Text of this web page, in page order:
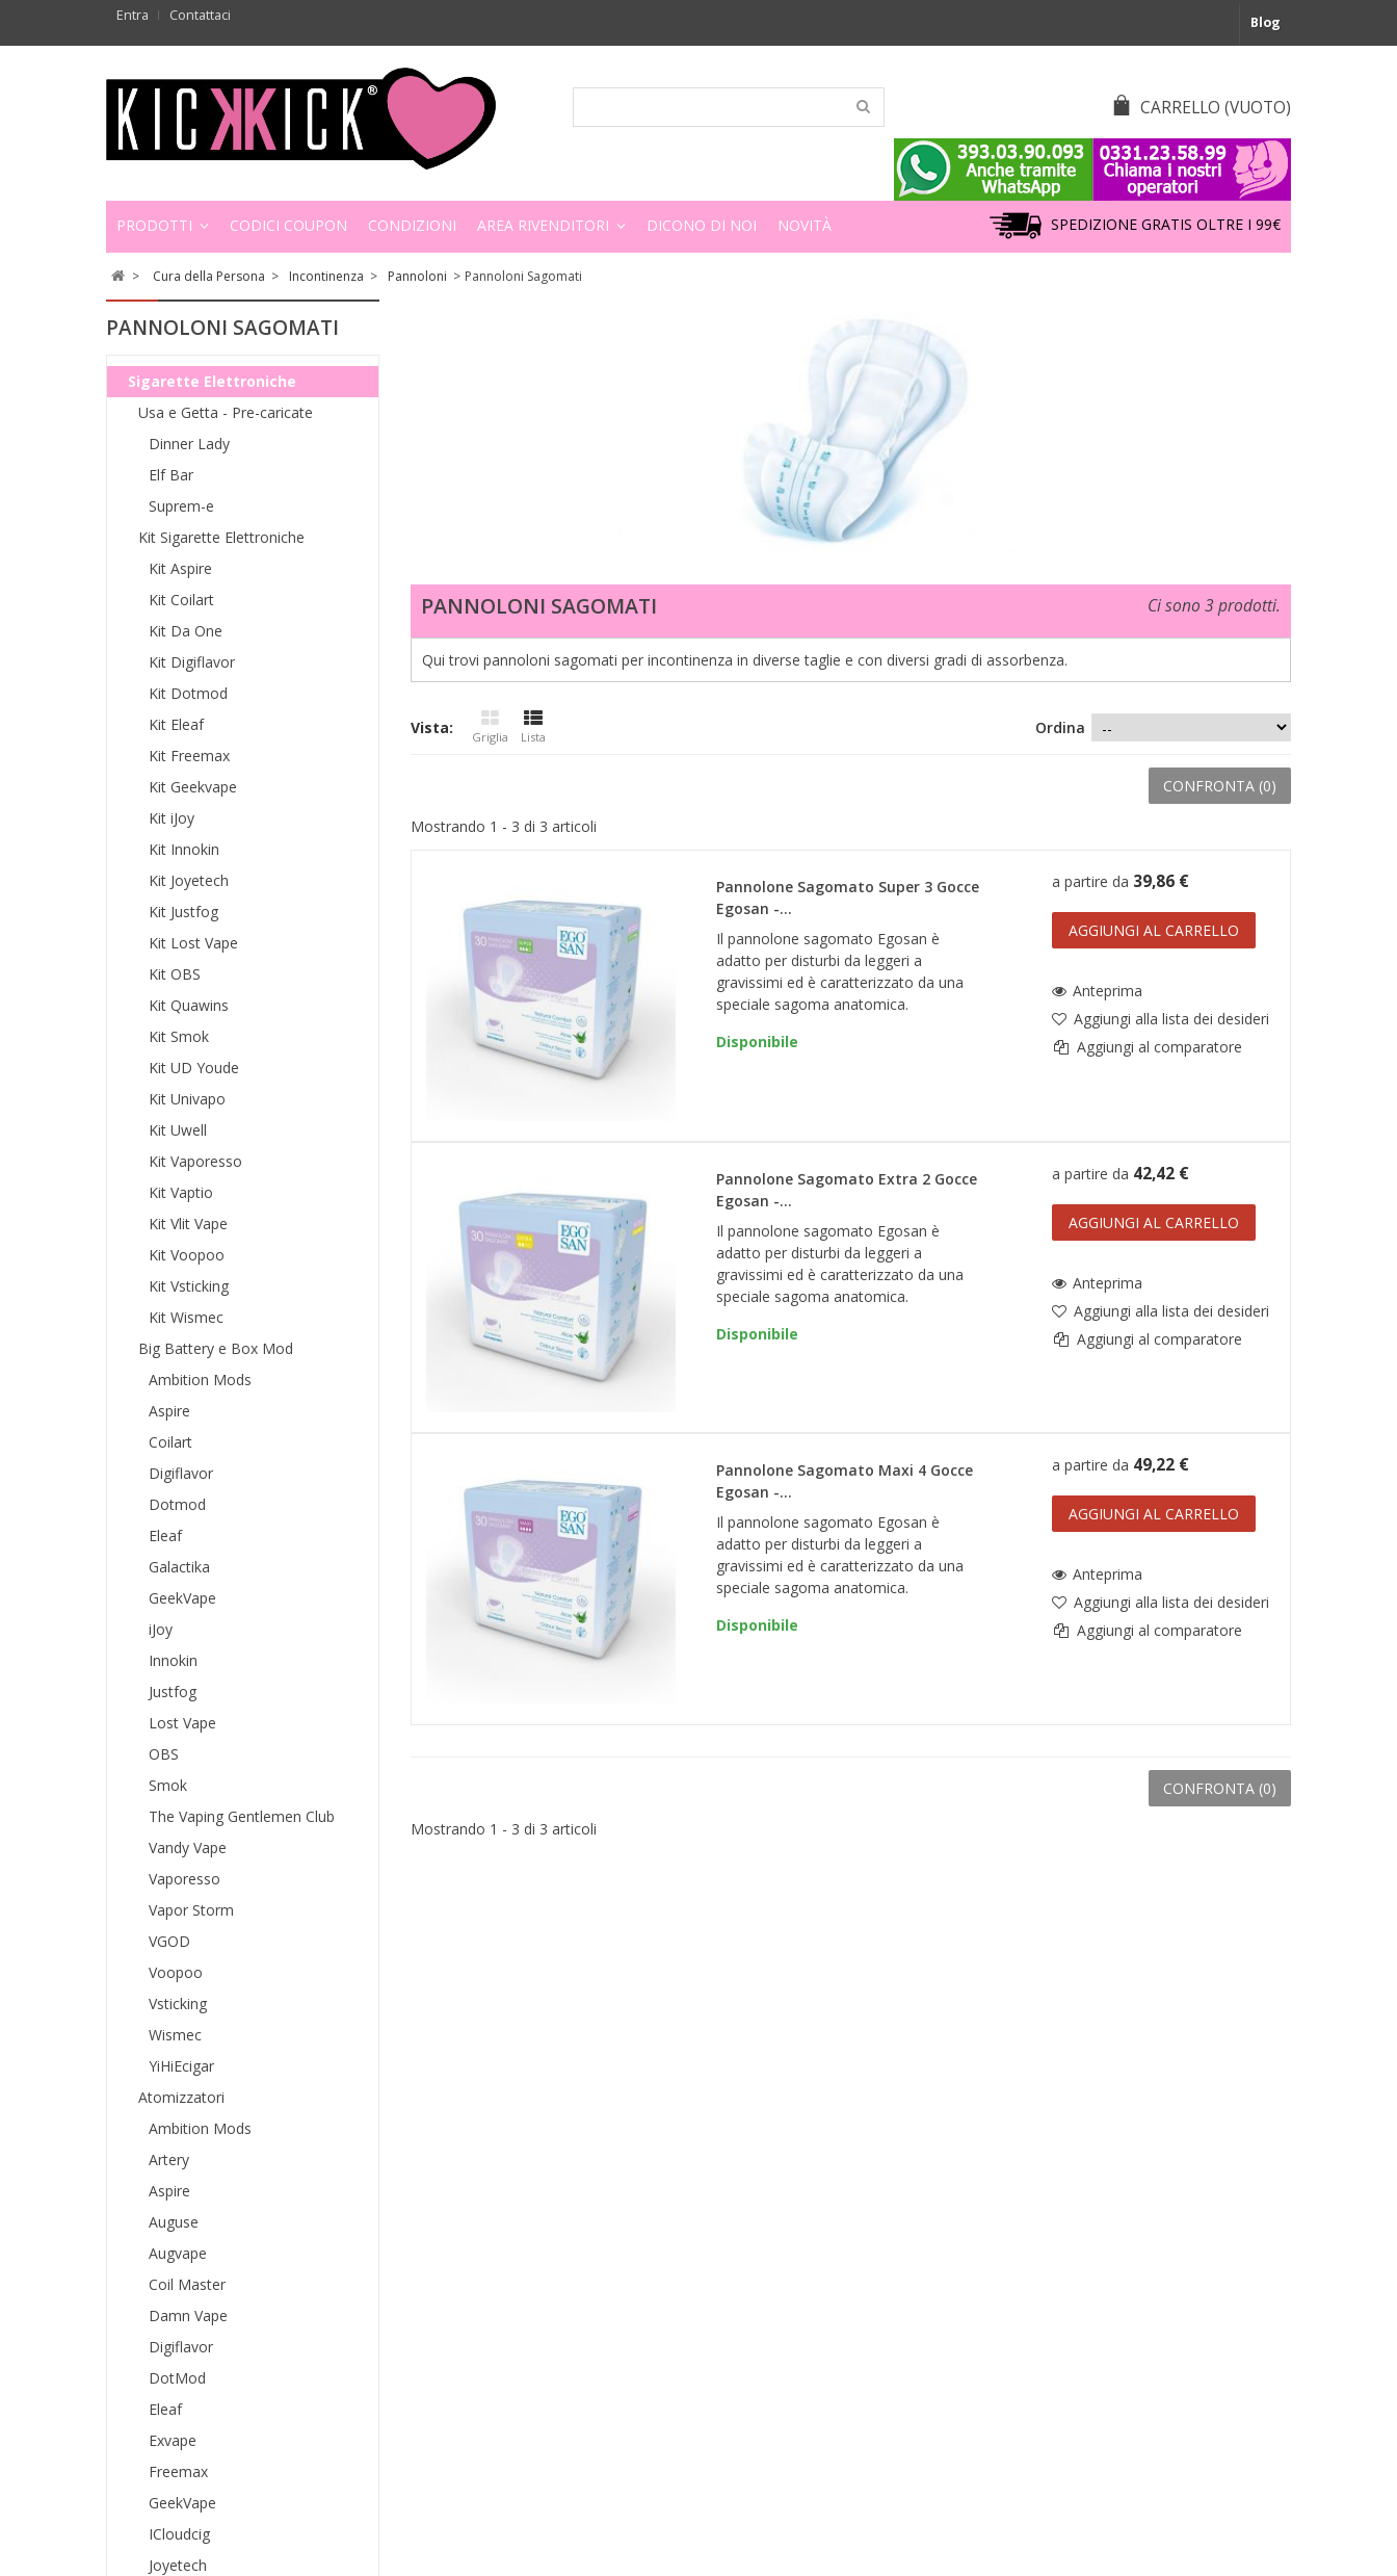
Entra Contattaci Blog
CARRELLO (VUOTO)
PRODOTTI CODICI COUPON CONDIZIONI AREA RIVENDITORI DICONO DI NOI NOVITÀ SPEDIZIONE GRATIS OLTRE I 99€
> Cura della Persona > Incontinenza > Pannoloni > Pannoloni Sagomati
PANNOLONI SAGOMATI
Sigarette Elettroniche
Usa e Getta - Pre-caricate
Dinner Lady
Elf Bar
Suprem-e
Kit Sigarette Elettroniche
Kit Aspire
Kit Coilart
Kit Da One
Kit Digiflavor
Kit Dotmod
Kit Eleaf
Kit Freemax
Kit Geekvape
Kit iJoy
Kit Innokin
Kit Joyetech
Kit Justfog
Kit Lost Vape
Kit OBS
Kit Quawins
Kit Smok
Kit UD Youde
Kit Univapo
Kit Uwell
Kit Vaporesso
Kit Vaptio
Kit Vlit Vape
Kit Voopoo
Kit Vsticking
Kit Wismec
Big Battery e Box Mod
Ambition Mods
Aspire
Coilart
Digiflavor
Dotmod
Eleaf
Galactika
GeekVape
iJoy
Innokin
Justfog
Lost Vape
OBS
Smok
The Vaping Gentlemen Club
Vandy Vape
Vaporesso
Vapor Storm
VGOD
Voopoo
Vsticking
Wismec
YiHiEcigar
Atomizzatori
Ambition Mods
Artery
Aspire
Auguse
Augvape
Coil Master
Damn Vape
Digiflavor
DotMod
Eleaf
Exvape
Freemax
GeekVape
ICloudcig
Joyetech
PANNOLONI SAGOMATI Ci sono 3 prodotti.
Qui trovi pannoloni sagomati per incontinenza in diverse taglie e con diversi gradi di assorbenza.
Vista: Griglia Lista Ordina
CONFRONTA (0)
Mostrando 1 - 3 di 3 articoli
Pannolone Sagomato Super 3 Gocce
Egosan -...
Il pannolone sagomato Egosan è
adatto per disturbi da leggeri a
gravissimi ed è caratterizzato da una
speciale sagoma anatomica.
Disponibile
a partire da 39,86 €
AGGIUNGI AL CARRELLO
Anteprima
Aggiungi alla lista dei desideri
Aggiungi al comparatore
Pannolone Sagomato Extra 2 Gocce
Egosan -...
Il pannolone sagomato Egosan è
adatto per disturbi da leggeri a
gravissimi ed è caratterizzato da una
speciale sagoma anatomica.
Disponibile
a partire da 42,42 €
AGGIUNGI AL CARRELLO
Anteprima
Aggiungi alla lista dei desideri
Aggiungi al comparatore
Pannolone Sagomato Maxi 4 Gocce
Egosan -...
Il pannolone sagomato Egosan è
adatto per disturbi da leggeri a
gravissimi ed è caratterizzato da una
speciale sagoma anatomica.
Disponibile
a partire da 49,22 €
AGGIUNGI AL CARRELLO
Anteprima
Aggiungi alla lista dei desideri
Aggiungi al comparatore
CONFRONTA (0)
Mostrando 1 - 3 di 3 articoli